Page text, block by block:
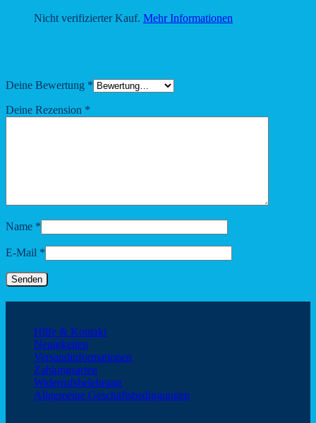
Nicht verifizierter Kauf. Mehr Informationen
Deine Bewertung *
Deine Rezension *
Name *
E-Mail *
Hilfe & Kontakt
Neuigkeiten
Versandinformationen
Zahlungsarten
Widerrufsbelehrung
Allgemeine Geschäftsbedingungen